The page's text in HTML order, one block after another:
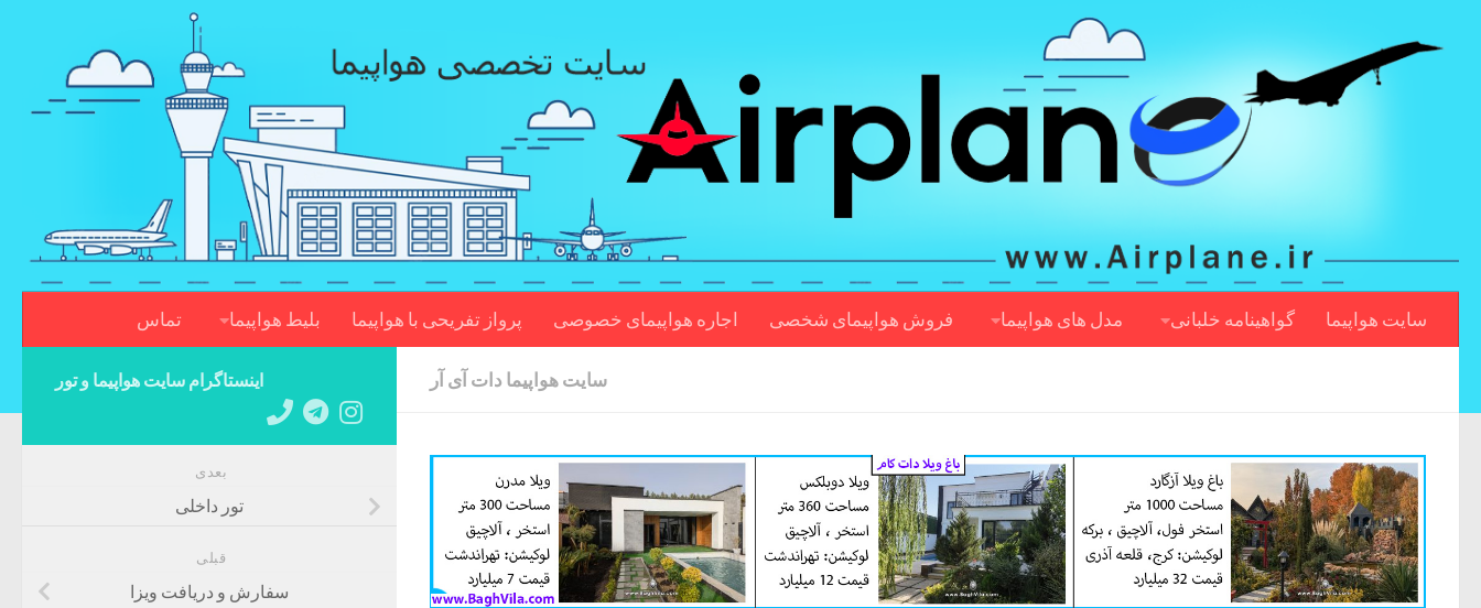
سایت هواپیما گواهینامه خلبانی مدل های هواپیما فروش هواپیمای شخصی اجاره هواپیمای خصوصی پرواز تفریحی با هواپیما بلیط هواپیما تماس
سایت هواپیما دات آی آر اینستاگرام سایت هواپیما و تور
بعدی
تور داخلی
قبلی
سفارش و دریافت ویزا